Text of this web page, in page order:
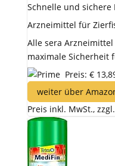
Schnelle und
Arzneimittel für
Alle sera
maximale Sicherheit
Preis: €
weiter über
Preis inkl. MwSt.,